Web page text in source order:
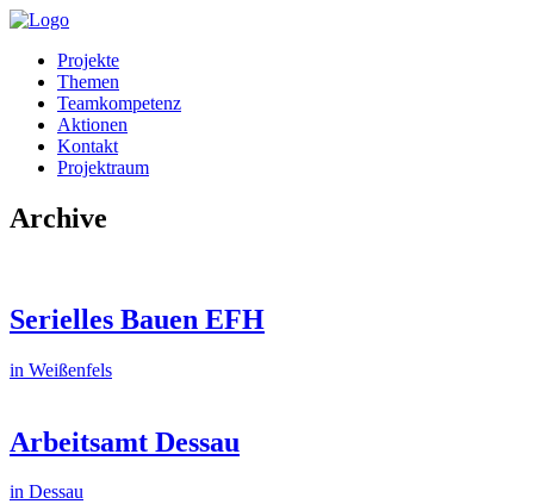
Projekte
Themen
Teamkompetenz
Aktionen
Kontakt
Projektraum
Archive
Serielles Bauen EFH
in Weißenfels
Arbeitsamt Dessau
in Dessau